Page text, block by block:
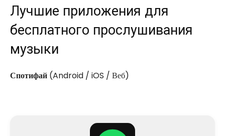
Лучшие приложения для
бесплатного прослушивания
музыки
Спотифай (Android / iOS / Веб)